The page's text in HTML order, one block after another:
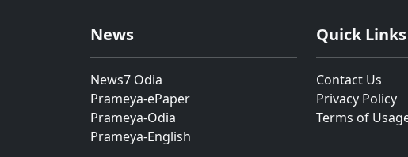
News
News7 Odia
Prameya-ePaper
Prameya-Odia
Prameya-English
Quick Links
Contact Us
Privacy Policy
Terms of